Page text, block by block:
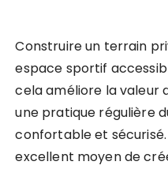
Construire un terrain
espace sportif
cela améliore la valeur
une pratique régulière
confortable et
excellent moyen de